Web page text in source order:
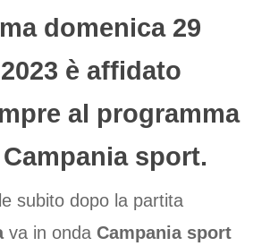
domenica 29
è affidato
al programma
sport.
subito dopo la partita
va in ondaCampania sport